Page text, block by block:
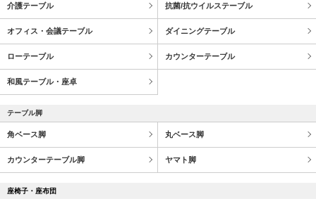
介護テーブル 抗菌/抗ウイルステーブル
オフィス・会議テーブル ダイニングテーブル
ローテーブル カウンターテーブル
和風テーブル・座卓
テーブル脚
角ベース脚 丸ベース脚
カウンターテーブル脚 ヤマト脚
座椅子・座布団